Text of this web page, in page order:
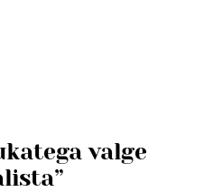
valge